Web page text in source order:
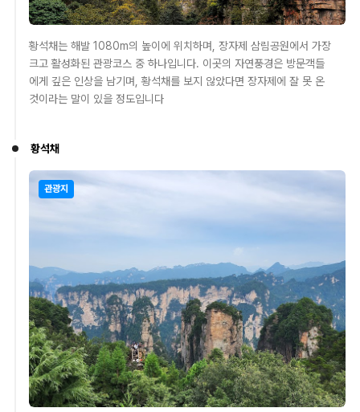
황석채는 해발 1080m의 높이에 위치하며, 장자제 삼림공원에서 가장
크고 활성화된 관광코스 중 하나입니다. 이곳의 자연풍경은 방문객들
에게 깊은 인상을 남기며, 황석채를 보지 않았다면 장자제에 잘 못 온
것이라는 말이 있을 정도입니다
황석채
관광지